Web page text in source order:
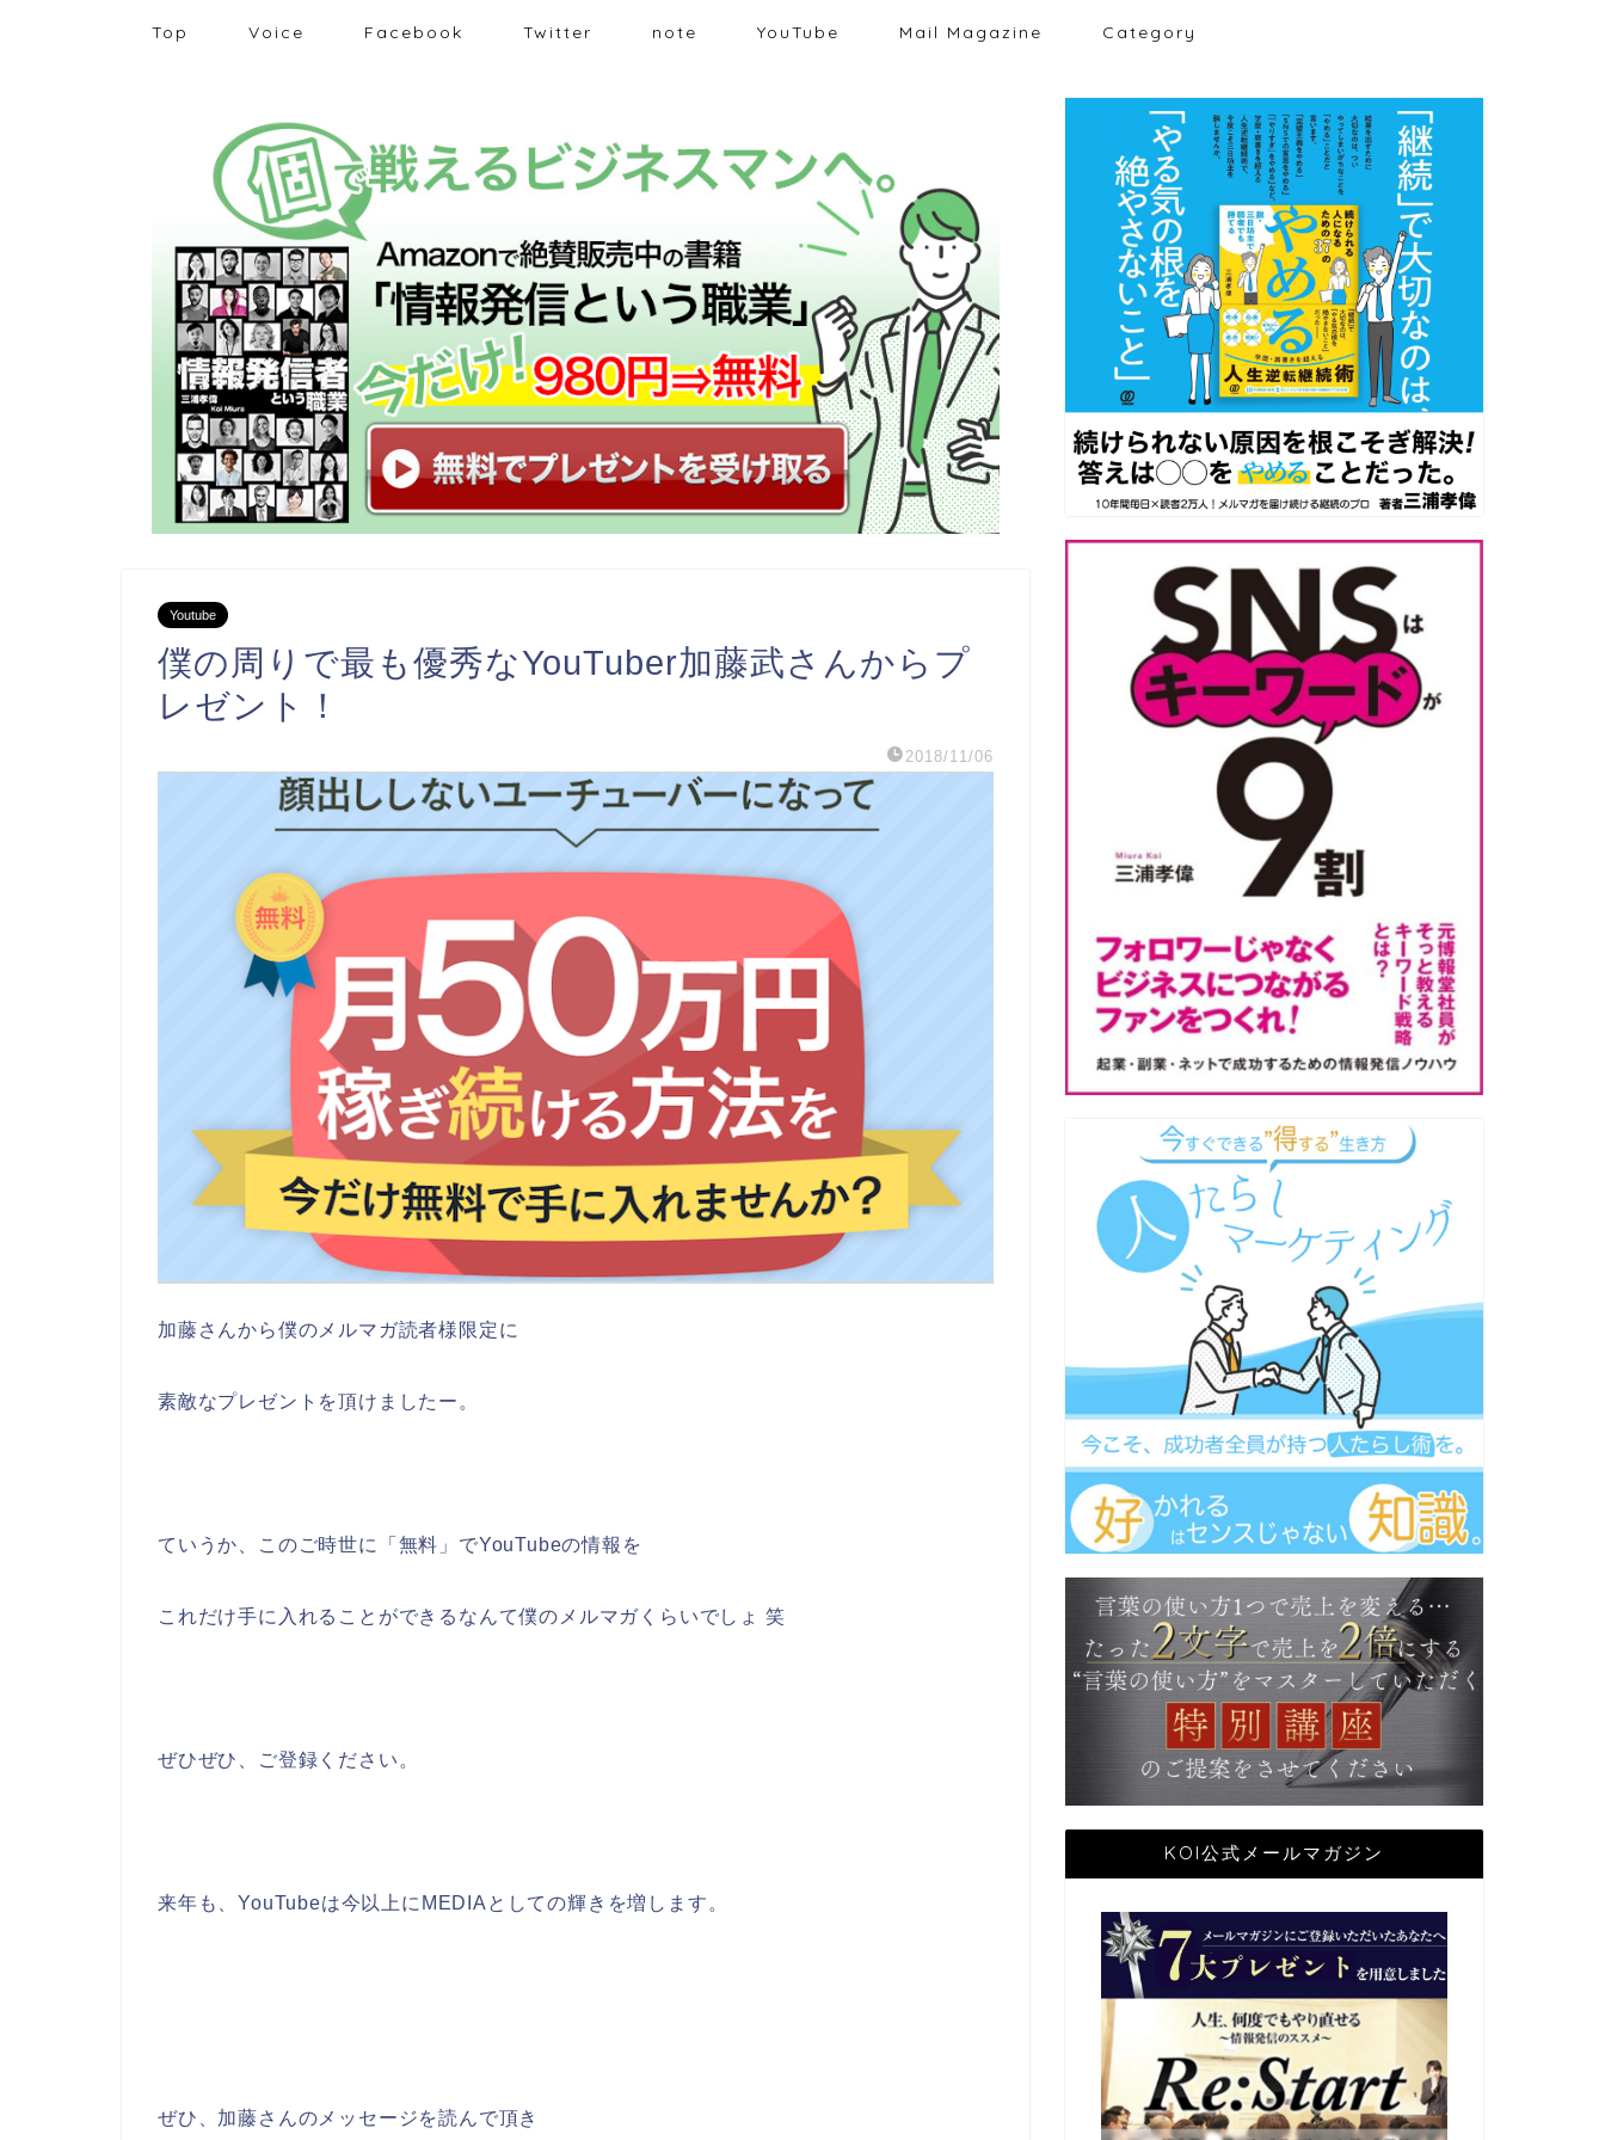
Top Voice Facebook Twitter note YouTube Mail Magazine Category
Youtube
僕の周りで最も優秀なYouTuber加藤武さんからプ
レゼント！
2018/11/06
加藤さんから僕のメルマガ読者様限定に
素敵なプレゼントを頂けましたー。
ていうか、このご時世に「無料」でYouTubeの情報を
これだけ手に入れることができるなんて僕のメルマガくらいでしょ 笑
ぜひぜひ、ご登録ください。
来年も、YouTubeは今以上にMEDIAとしての輝きを増し ます。
ぜひ、加藤さんのメッセージを読んで頂き
KOI公式メールマガジン